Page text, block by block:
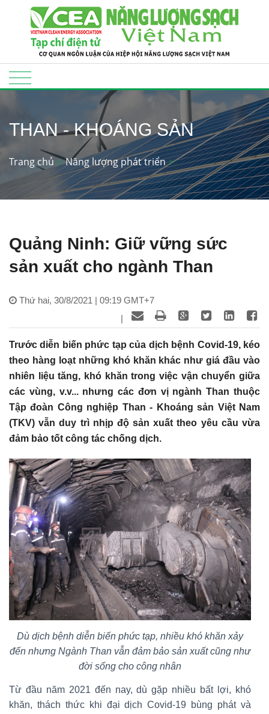
THAN - KHOÁNG SẢN
Trang chủ Năng lượng phát triển
Quảng Ninh: Giữ vững sức
sản xuất cho ngành Than
Thứ hai, 30/8/2021 | 09:19 GMT+7
|
Trước diễn biến phức tạp của dịch bệnh Covid-19, kéo
theo hàng loạt những khó khăn khác như giá đầu vào
nhiên liệu tăng, khó khăn trong việc vận chuyển giữa
các vùng, v.v... nhưng các đơn vị ngành Than thuộc
Tập đoàn Công nghiệp Than - Khoáng sản Việt Nam
(TKV) vẫn duy trì nhịp độ sản xuất theo yêu cầu vừa
đảm bảo tốt công tác chống dịch.
Dù dịch bệnh diễn biến phức tạp, nhiều khó khăn xảy
đến nhưng Ngành Than vẫn đảm bảo sản xuất cũng như
đời sống cho công nhân
Từ đầu năm 2021 đến nay, dù gặp nhiều bất lợi, khó
khăn, thách thức khi đại dịch Covid-19 bùng phát và